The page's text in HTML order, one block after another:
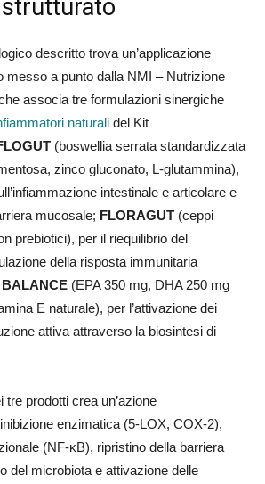
descritto trova un’applicazione
messo a punto dalla NMI – Nutrizione
associa tre formulazioni sinergiche
naturali del Kit
(boswellia serrata standardizzata
zinco gluconato, L-glutammina),
intestinale e articolare e
mucosale; FLORAGUT (ceppi
prebiotici), per il riequilibrio del
della risposta immunitaria
(EPA 350 mg, DHA 250 mg
E naturale), per l’attivazione dei
attiva attraverso la biosintesi di
tre prodotti crea un’azione
enzimatica (5-LOX, COX-2),
(NF-κB), ripristino della barriera
del microbiota e attivazione delle